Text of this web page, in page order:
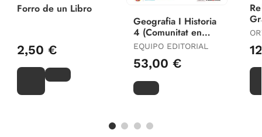
Forro de un Libro
2,50 €
Geografia I Historia
4 (Comunitat en
Xarxa)
EQUIPO EDITORIAL
53,00 €